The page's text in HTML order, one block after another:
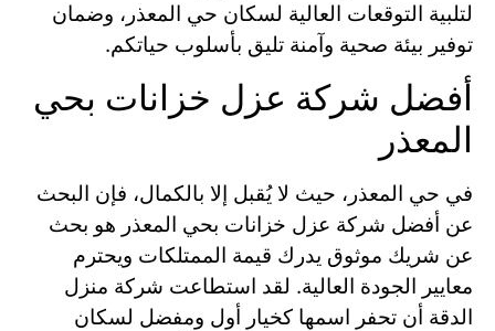
لتلبية التوقعات العالية لسكان حي المعذر، وضمان
توفير بيئة صحية وآمنة تليق بأسلوب حياتكم.
أفضل شركة عزل خزانات بحي
المعذر
في حي المعذر، حيث لا يُقبل إلا بالكمال، فإن البحث
عن أفضل شركة عزل خزانات بحي المعذر هو بحث
عن شريك موثوق يدرك قيمة الممتلكات ويحترم
معايير الجودة العالية. لقد استطاعت شركة منزل
الدقة أن تحفر اسمها كخيار أول ومفضل لسكان